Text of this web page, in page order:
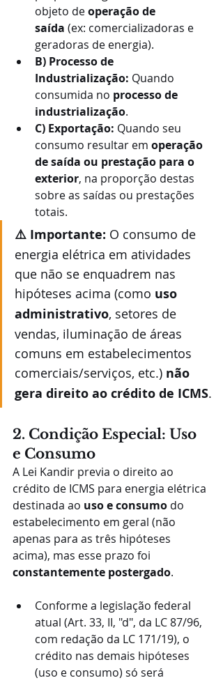
objeto de operação de
saída (ex: comercializadoras e
geradoras de energia).
B) Processo de
Industrialização: Quando
consumida no processo de
industrialização.
C) Exportação: Quando seu
consumo resultar em operação
de saída ou prestação para o
exterior, na proporção destas
sobre as saídas ou prestações
totais.
⚠️ Importante: O consumo de
energia elétrica em atividades
que não se enquadrem nas
hipóteses acima (como uso
administrativo, setores de
vendas, iluminação de áreas
comuns em estabelecimentos
comerciais/serviços, etc.) não
gera direito ao crédito de ICMS.
2. Condição Especial: Uso
e Consumo
A Lei Kandir previa o direito ao
crédito de ICMS para energia elétrica
destinada ao uso e consumo do
estabelecimento em geral (não
apenas para as três hipóteses
acima), mas esse prazo foi
constantemente postergado.
Conforme a legislação federal
atual (Art. 33, II, "d", da LC 87/96,
com redação da LC 171/19), o
crédito nas demais hipóteses
(uso e consumo) só será